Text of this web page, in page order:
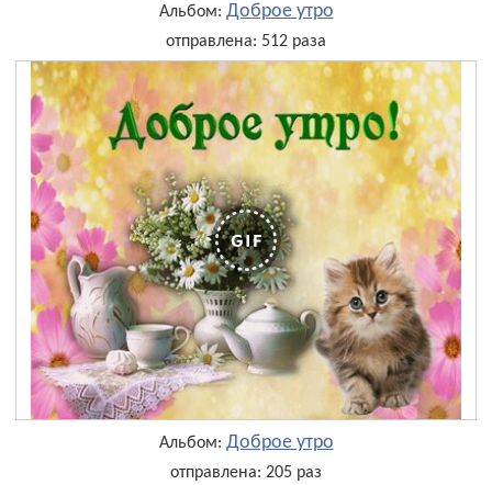
Альбом: Доброе утро
отправлена: 512 раза
Альбом: Доброе утро
отправлена: 205 раз